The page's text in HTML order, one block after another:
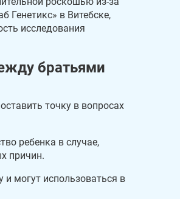
Генетикс» в Витебске,
исследования
братьями
точку в вопросах
ребенка в случае,
причин.
могут использоваться в